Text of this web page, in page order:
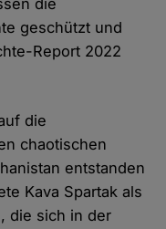
die
geschützt und
Report 2022
die
chaotischen
entstanden
Kava Spartak als
die sich in der